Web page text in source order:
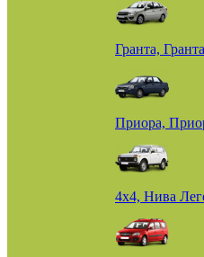
Гранта,
Приора,
4х4, Нива